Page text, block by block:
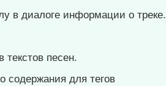
в диалоге информации о треке.
текстов песен.
содержания для тегов